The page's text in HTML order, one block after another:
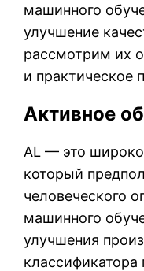
машинного
улучшение
рассмотрим их
и практическое
Активное
AL — это
который
человеческого
машинного
улучшения